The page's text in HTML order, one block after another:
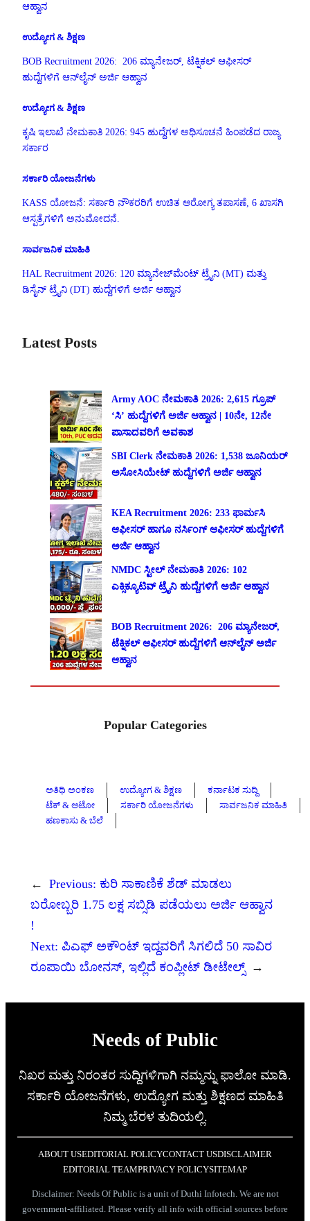
ಆಹ್ವಾನ
ಉದ್ಯೋಗ & ಶಿಕ್ಷಣ
BOB Recruitment 2026: 206 ಮ್ಯಾನೇಜರ್, ಟೆಕ್ನಿಕಲ್ ಆಫೀಸರ್
ಹುದ್ದೆಗಳಿಗೆ ಆನ್‌ಲೈನ್ ಅರ್ಜಿ ಆಹ್ವಾನ
ಉದ್ಯೋಗ & ಶಿಕ್ಷಣ
ಕೃಷಿ ಇಲಾಖೆ ನೇಮಕಾತಿ 2026: 945 ಹುದ್ದೆಗಳ ಅಧಿಸೂಚನೆ ಹಿಂಪಡೆದ ರಾಜ್ಯ
ಸರ್ಕಾರ
ಸರ್ಕಾರಿ ಯೋಜನೆಗಳು
KASS ಯೋಜನೆ: ಸರ್ಕಾರಿ ನೌಕರರಿಗೆ ಉಚಿತ ಆರೋಗ್ಯ ತಪಾಸಣೆ, 6 ಖಾಸಗಿ
ಆಸ್ಪತ್ರೆಗಳಿಗೆ ಅನುಮೋದನೆ.
ಸಾರ್ವಜನಿಕ ಮಾಹಿತಿ
HAL Recruitment 2026: 120 ಮ್ಯಾನೇಜ್‌ಮೆಂಟ್ ಟ್ರೈನಿ (MT) ಮತ್ತು
ಡಿಸೈನ್ ಟ್ರೈನಿ (DT) ಹುದ್ದೆಗಳಿಗೆ ಅರ್ಜಿ ಆಹ್ವಾನ
Latest Posts
Army AOC ನೇಮಕಾತಿ 2026: 2,615 ಗ್ರೂಪ್
‘ಸಿ’ ಹುದ್ದೆಗಳಿಗೆ ಅರ್ಜಿ ಆಹ್ವಾನ | 10ನೇ, 12ನೇ
ಪಾಸಾದವರಿಗೆ ಅವಕಾಶ
SBI Clerk ನೇಮಕಾತಿ 2026: 1,538 ಜೂನಿಯರ್
ಅಸೋಸಿಯೇಟ್ ಹುದ್ದೆಗಳಿಗೆ ಅರ್ಜಿ ಆಹ್ವಾನ
KEA Recruitment 2026: 233 ಫಾರ್ಮಸಿ
ಆಫೀಸರ್ ಹಾಗೂ ನರ್ಸಿಂಗ್ ಆಫೀಸರ್ ಹುದ್ದೆಗಳಿಗೆ
ಅರ್ಜಿ ಆಹ್ವಾನ
NMDC ಸ್ಟೀಲ್ ನೇಮಕಾತಿ 2026: 102
ಎಕ್ಸಿಕ್ಯೂಟಿವ್ ಟ್ರೈನಿ ಹುದ್ದೆಗಳಿಗೆ ಅರ್ಜಿ ಆಹ್ವಾನ
BOB Recruitment 2026: 206 ಮ್ಯಾನೇಜರ್,
ಟೆಕ್ನಿಕಲ್ ಆಫೀಸರ್ ಹುದ್ದೆಗಳಿಗೆ ಆನ್‌ಲೈನ್ ಅರ್ಜಿ
ಆಹ್ವಾನ
Popular Categories
ಅತಿಥಿ ಅಂಕಣ ಉದ್ಯೋಗ & ಶಿಕ್ಷಣ
ಕರ್ನಾಟಕ ಸುದ್ದಿ
ಟೆಕ್ & ಆಟೋ
ಸರ್ಕಾರಿ ಯೋಜನೆಗಳು
ಸಾರ್ವಜನಿಕ ಮಾಹಿತಿ
ಹಣಕಾಸು & ಬೆಲೆ
← Previous: ಕುರಿ ಸಾಕಾಣಿಕೆ ಶೆಡ್ ಮಾಡಲು
ಬರೋಬ್ಬರಿ 1.75 ಲಕ್ಷ ಸಬ್ಸಿಡಿ ಪಡೆಯಲು ಅರ್ಜಿ ಆಹ್ವಾನ
!
Next: ಪಿಎಫ್‌ ಅಕೌಂಟ್ ಇದ್ದವರಿಗೆ ಸಿಗಲಿದೆ 50 ಸಾವಿರ
ರೂಪಾಯಿ ಬೋನಸ್‌, ಇಲ್ಲಿದೆ ಕಂಪ್ಲೀಟ್ ಡೀಟೇಲ್ಸ್ →
Needs of Public
ನಿಖರ ಮತ್ತು ನಿರಂತರ ಸುದ್ದಿಗಳಿಗಾಗಿ ನಮ್ಮನ್ನು ಫಾಲೋ ಮಾಡಿ.
ಸರ್ಕಾರಿ ಯೋಜನೆಗಳು, ಉದ್ಯೋಗ ಮತ್ತು ಶಿಕ್ಷಣದ ಮಾಹಿತಿ
ನಿಮ್ಮ ಬೆರಳ ತುದಿಯಲ್ಲಿ.
ABOUT USEDITORIAL POLICYCONTACT USDISCLAIMER
EDITORIAL TEAMPRIVACY POLICYSITEMAP
Disclaimer: Needs Of Public is a unit of Duthi Infotech. We are not
government-affiliated. Please verify all info with official sources before